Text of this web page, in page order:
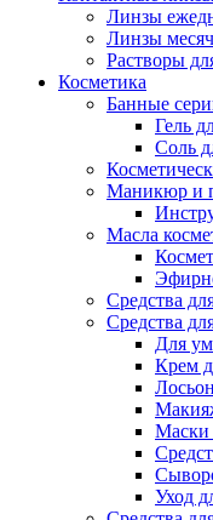
Линзы
Линзы
Растворы
Косметика
Банные
Гель
Соль
Маникюр и
Масла
Средства
Средства
Для
Крем
Маски
Уход